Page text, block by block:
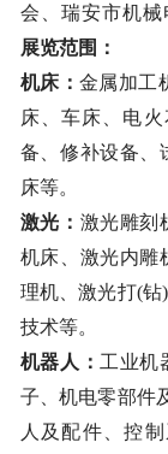
会、瑞安市机械
展览范围：
机床： 金属加工
床、车床、电
备、修补设备、
床等。
激光： 激光雕刻
机床、激光内雕
理机、激光打(钻
技术等。
机器人： 工业机
子、机电零部件
人及配件、控